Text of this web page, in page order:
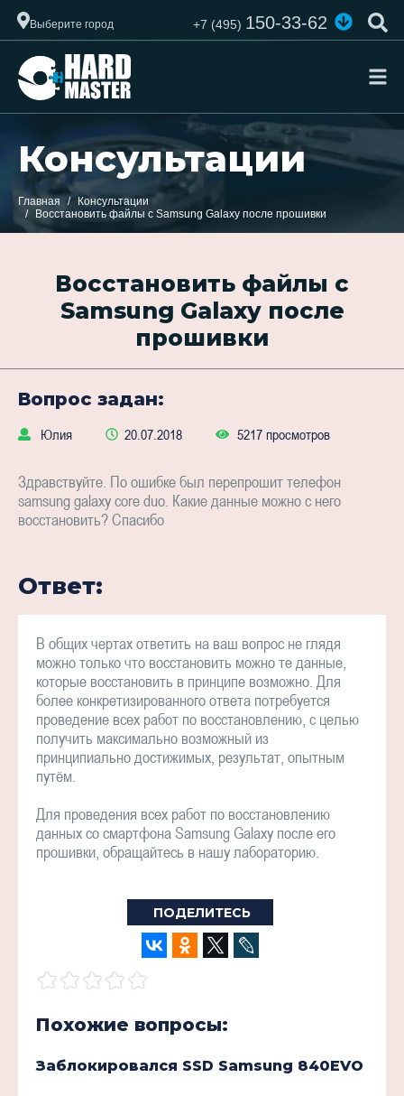
Выберите город +7 (495)150-33-62
Консультации
Главная
Консультации
Восстановить файлы с Samsung Galaxy после прошивки
Восстановить файлы с
Samsung Galaxy после
прошивки
Вопрос задан:
Юлия 20.07.2018 5217 просмотров
Здравствуйте. По ошибке был перепрошит телефон
samsung galaxy core duo. Какие данные можно с него
восстановить? Спасибо
Ответ:
В общих чертах ответить на ваш вопрос не глядя
можно только что восстановить можно те данные,
которые восстановить в принципе возможно. Для
более конкретизированного ответа потребуется
проведение всех работ по восстановлению, с целью
получить максимально возможный из
принципиально достижимых, результат, опытным
путём.
Для проведения всех работ по восстановлению
данных со смартфона Samsung Galaxy после его
прошивки, обращайтесь в нашу лабораторию.
ПОДЕЛИТЕСЬ
Похожие вопросы:
Заблокировался SSD Samsung 840EVO